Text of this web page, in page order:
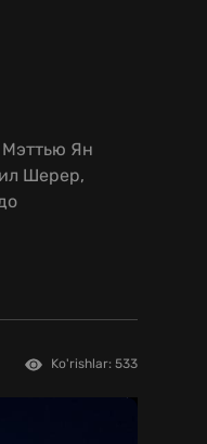
Ян
Шерер,
Ko'rishlar: 533